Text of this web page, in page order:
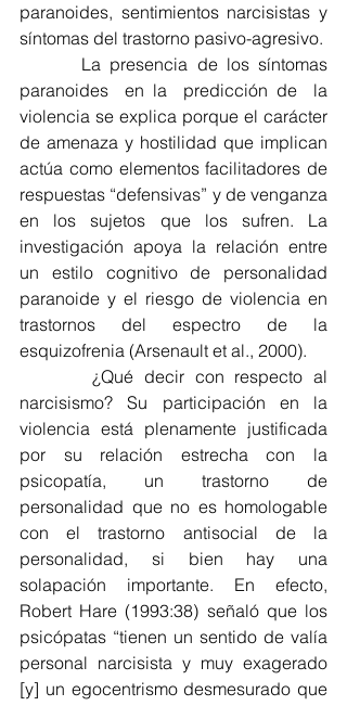
paranoides, sentimientos narcisistas y
síntomas del trastorno pasivo-agresivo.
paranoides  en la  predicción de  la
violencia se explica porque el carácter
de amenaza y hostilidad que implican
actúa como elementos facilitadores de
respuestas “defensivas” y de venganza
en los sujetos que los sufren. La
investigación apoya la relación entre
un estilo cognitivo de personalidad
paranoide y el riesgo de violencia en
trastornos del espectro de la
esquizofrenia (Arsenault et al., 2000).
       ¿Qué decir con respecto al
narcisismo? Su participación en la
violencia está plenamente justificada
por su relación estrecha con la
psicopatía, un trastorno de
personalidad que no es homologable
con el trastorno antisocial de la
personalidad, si bien hay una
solapación importante. En efecto,
Robert Hare (1993:38) señaló que los
psicópatas “tienen un sentido de valía
personal narcisista y muy exagerado
[y] un egocentrismo desmesurado que